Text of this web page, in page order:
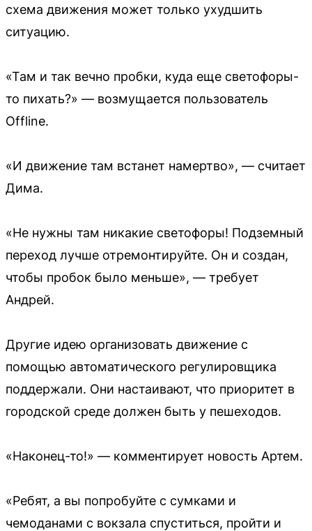
схема движения может только ухудшить
ситуацию.
«Там и так вечно пробки, куда еще светофоры-
то пихать?» — возмущается пользователь
Offline.
«И движение там встанет намертво», — считает
Дима.
«Не нужны там никакие светофоры! Подземный
переход лучше отремонтируйте. Он и создан,
чтобы пробок было меньше», — требует
Андрей.
Другие идею организовать движение с
помощью автоматического регулировщика
поддержали. Они настаивают, что приоритет в
городской среде должен быть у пешеходов.
«Наконец-то!» — комментирует новость Артем.
«Ребят, а вы попробуйте с сумками и
чемоданами с вокзала спуститься, пройти и